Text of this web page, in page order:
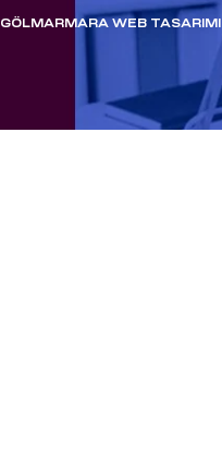
GÖLMARMARA WEB TASARIMI